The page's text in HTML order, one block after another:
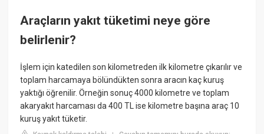
Araçların yakıt tüketimi neye göre
belirlenir?
İşlem için katedilen son kilometreden ilk kilometre çıkarılır ve
toplam harcamaya bölündükten sonra aracın kaç kuruş
yaktığı öğrenilir. Örneğin sonuç 4000 kilometre ve toplam
akaryakıt harcaması da 400 TL ise kilometre başına araç 10
kuruş yakıt tüketir.